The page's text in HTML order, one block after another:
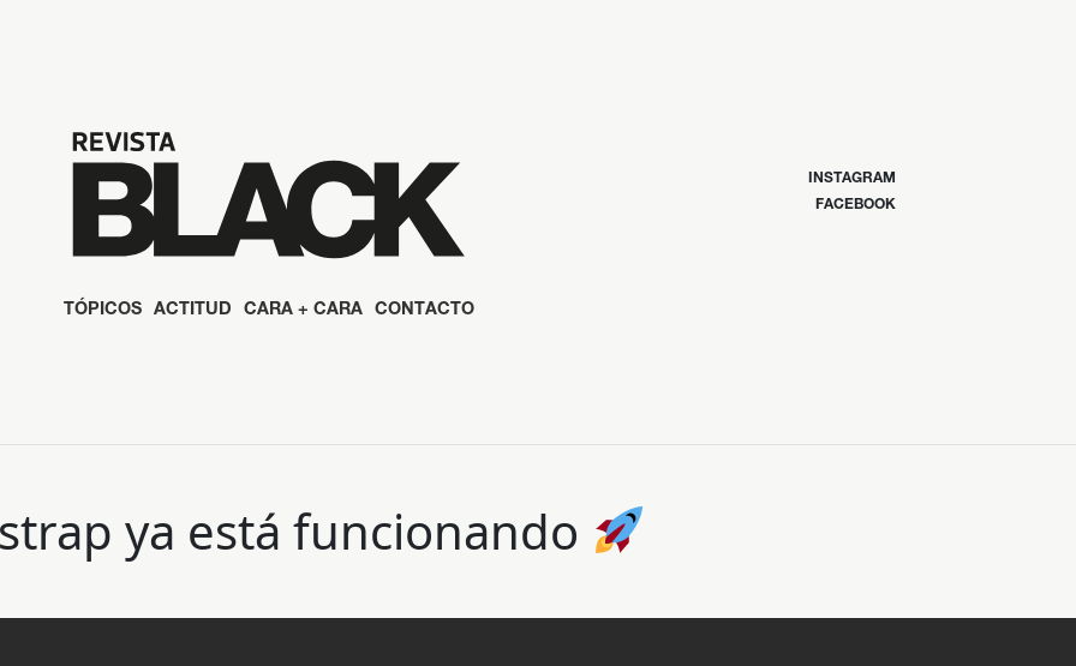
INSTAGRAM
FACEBOOK
TÓPICOS ACTITUD CARA + CARA CONTACTO
ya está funcionando